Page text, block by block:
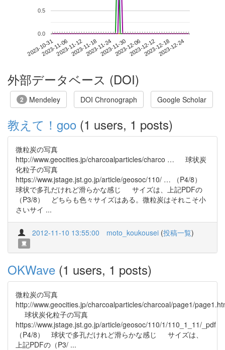
2023-10-312023-11-062023-11-122023-11-182023-11-242023-11-302023-12-062023-12-122023-12-182023-12-24
0.0
0.5
外部データベース (DOI)
2 Mendeley DOI Chronograph Google Scholar
教えて！goo (1 users, 1 posts)
微粒炭の写真
http://www.geocities.jp/charcoalparticles/charco … 球状炭
化粒子の写真
https://www.jstage.jst.go.jp/article/geosoc/110/ … （P4/8）
球状で多孔だけれど滑らかな感じ サイズは、上記PDFの
（P3/8） どちらも色々サイズはある。微粒炭はそれこそ小
さいサイ ...
2012-11-10 13:55:00 moto_koukousei (投稿一覧)
OKWave (1 users, 1 posts)
微粒炭の写真
http://www.geocities.jp/charcoalparticles/charcoal/page1/
球状炭化粒子の写真
https://www.jstage.jst.go.jp/article/geosoc/110/1/110_1_11/_pdf
（P4/8） 球状で多孔だけれど滑らかな感じ サイズは、
上記PDFの（P3/ ...